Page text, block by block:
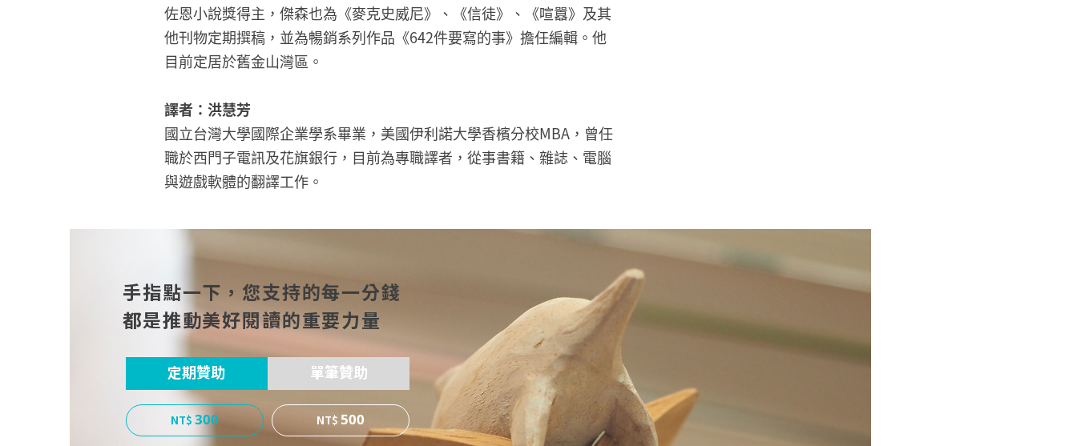
佐恩小說獎得主，傑森也為《麥克史威尼》、《信徒》、《喧囂》及其
他刊物定期撰稿，並為暢銷系列作品《642件要寫的事》擔任編輯。他
目前定居於舊金山灣區。
譯者：洪慧芳
國立台灣大學國際企業學系畢業，美國伊利諾大學香檳分校MBA，曾任
職於西門子電訊及花旗銀行，目前為專職譯者，從事書籍、雜誌、電腦
與遊戲軟體的翻譯工作。
手指點一下，您支持的每一分錢
都是推動美好閱讀的重要力量
定期贊助 單筆贊助
300 500